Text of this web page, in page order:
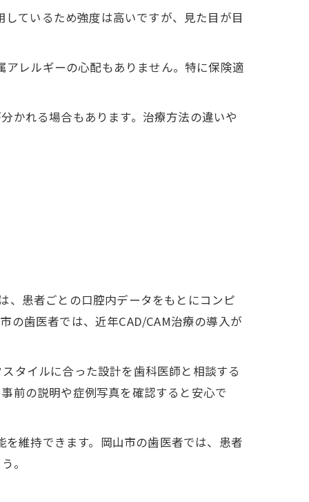
ているため強度は高いですが、見た目が目
レルギーの心配もありません。特に保険適
かれる場合もあります。治療方法の違いや
、患者ごとの口腔内データをもとにコンピ
の歯医者では、近年CAD/CAM治療の導入が
タイルに合った設計を歯科医師と相談する
前の説明や症例写真を確認すると安心で
維持できます。岡山市の歯医者では、患者
。